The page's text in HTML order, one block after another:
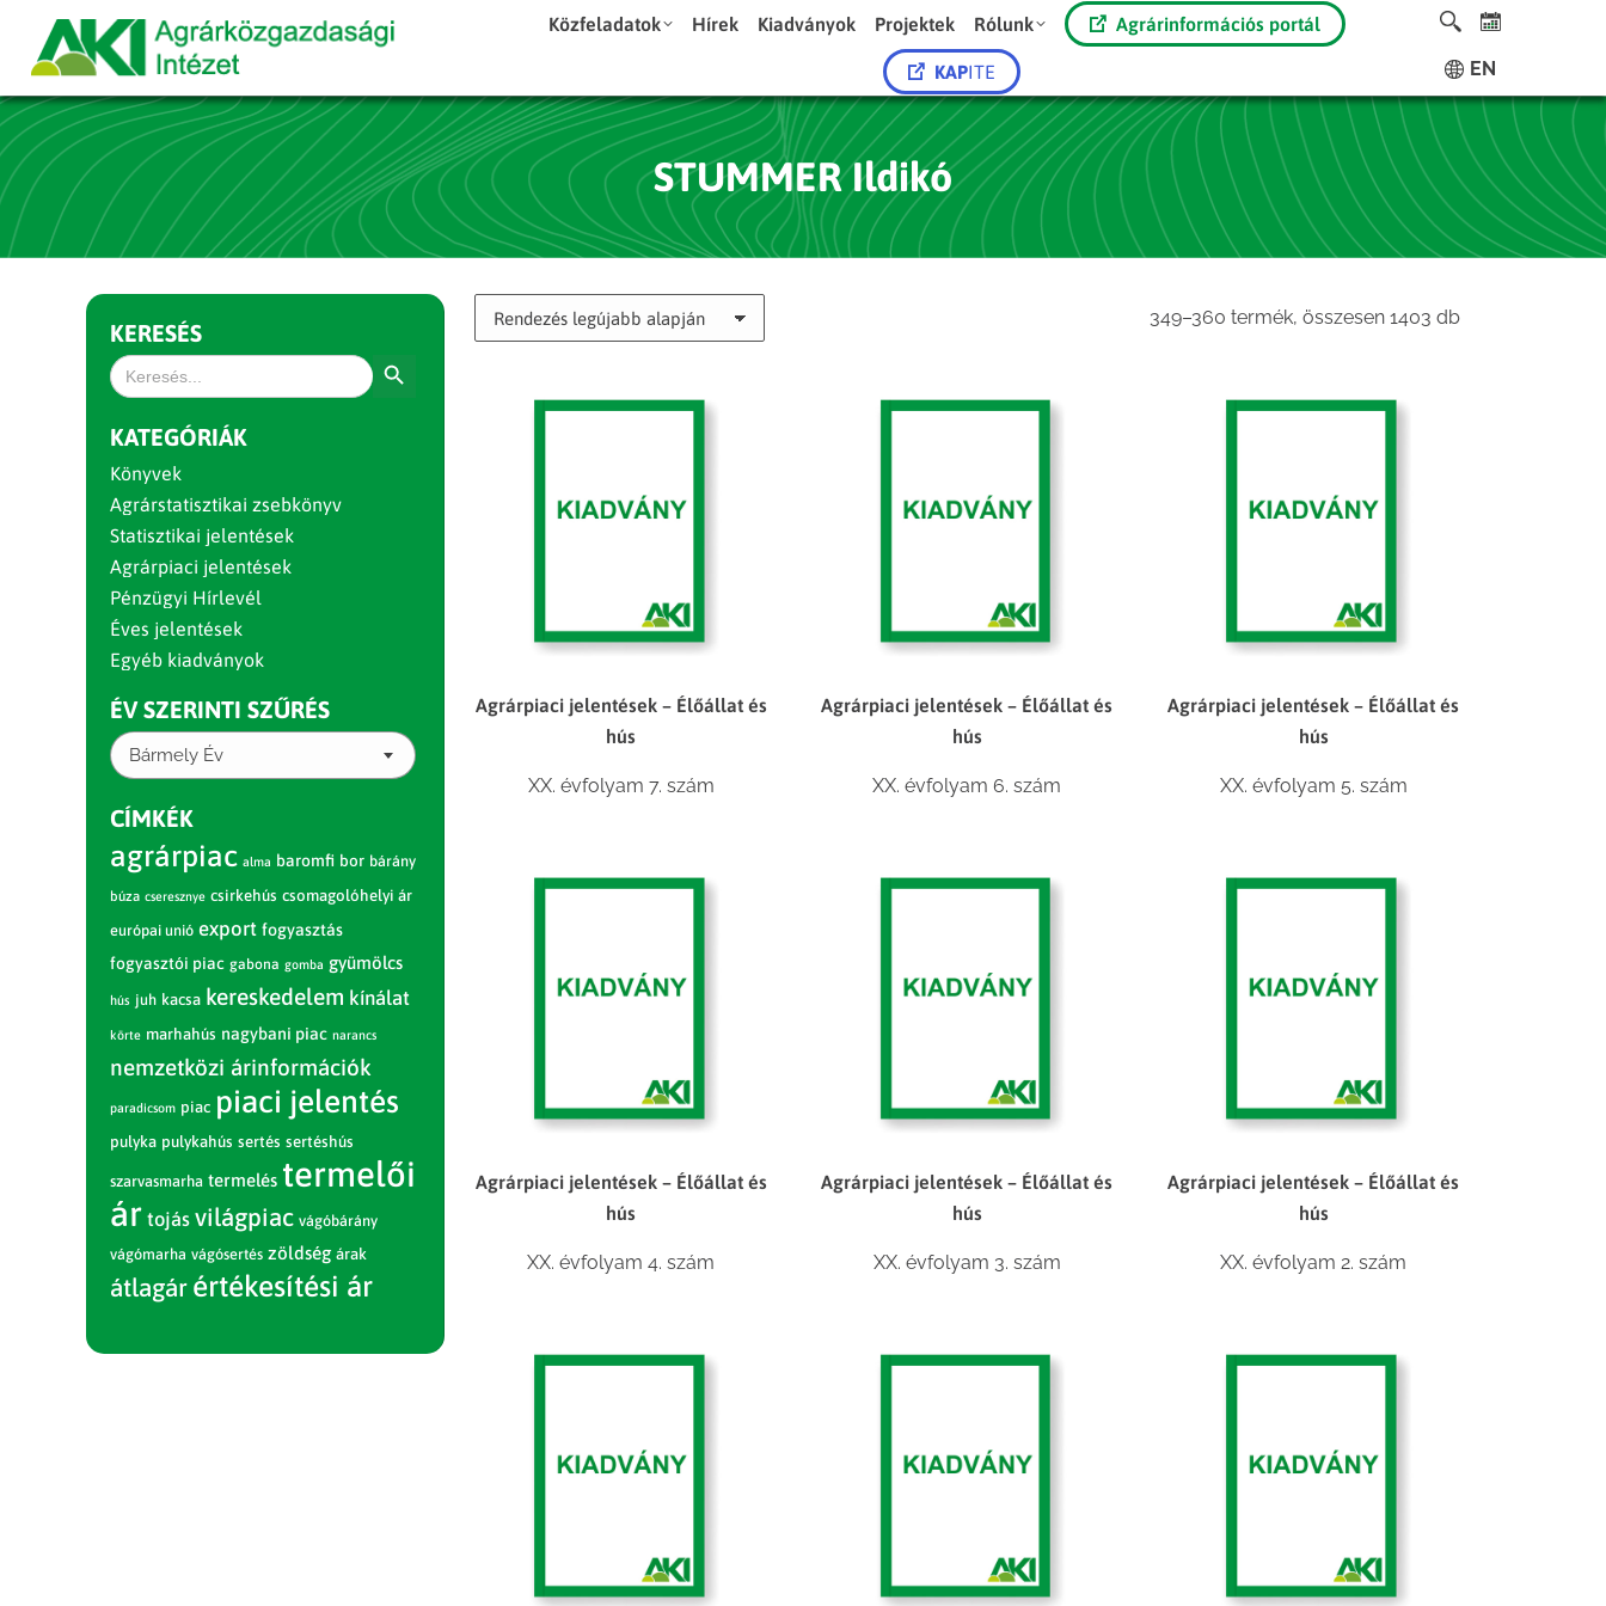
Közfeladatok Hírek Kiadványok Projektek Rólunk Agrárinformációs portál
KAPITE EN
STUMMER Ildikó
349–360 termék, összesen 1403 dbSorted
Agrárpiaci jelentések – Élőállat és
hús
XX. évfolyam 7. szám
Agrárpiaci jelentések – Élőállat és
hús
XX. évfolyam 6. szám
Agrárpiaci jelentések – Élőállat és
hús
XX. évfolyam 5. szám
Agrárpiaci jelentések – Élőállat és
hús
XX. évfolyam 4. szám
Agrárpiaci jelentések – Élőállat és
hús
XX. évfolyam 3. szám
Agrárpiaci jelentések – Élőállat és
hús
XX. évfolyam 2. szám
KERESÉS
Search
for:
KATEGÓRIÁK
Könyvek
Agrárstatisztikai zsebkönyv
Statisztikai jelentések
Agrárpiaci jelentések
Pénzügyi Hírlevél
Éves jelentések
Egyéb kiadványok
ÉV SZERINTI SZŰRÉS
Bármely Év
CÍMKÉK
agrárpiac alma baromfi bor bárány
búza cseresznye csirkehús csomagolóhelyi ár
európai unió export fogyasztás
fogyasztói piac gabona gomba gyümölcs
hús juh kacsa kereskedelem kínálat
körte marhahús nagybani piac narancs
nemzetközi árinformációk
paradicsom piac piaci jelentés
pulyka pulykahús sertés sertéshús
szarvasmarha termelés termelői
ár tojás világpiac vágóbárány
vágómarha vágósertés zöldség árak
átlagár értékesítési ár